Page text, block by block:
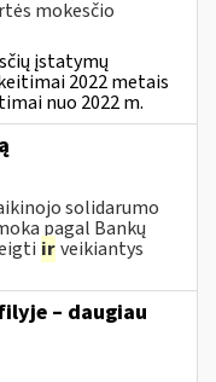
mokesčio
įstatymų
2022 metais
nuo 2022 m.
solidarumo
pagal Bankų
irveikiantys
– daugiau